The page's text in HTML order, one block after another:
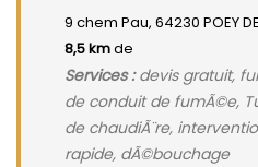
9 chem Pau, 64230 POEY DE
8,5 kmde
Services :devis gratuit,
de conduit de fumÃ©e,
de chaudiÃ¨re,
rapide, dÃ©bouchage